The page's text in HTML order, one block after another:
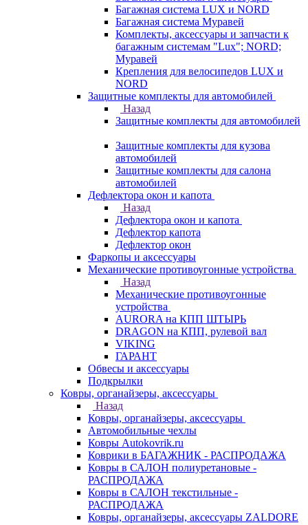
Багажная система LUX и NORD
Багажная система Муравей
Комплекты, аксессуары и запчасти к
багажным системам "Lux"; NORD;
Муравей
Крепления для велосипедов LUX и
NORD
Защитные комплекты для автомобилей
Назад
Защитные комплекты для автомобилей
Защитные комплекты для кузова
автомобилей
Защитные комплекты для салона
автомобилей
Дефлектора окон и капота
Назад
Дефлектора окон и капота
Дефлектор капота
Дефлектор окон
Фаркопы и аксессуары
Механические противоугонные устройства
Назад
Механические противоугонные
устройства
AURORA на КПП ШТЫРЬ
DRAGON на КПП, рулевой вал
VIKING
ГАРАНТ
Обвесы и аксессуары
Подкрылки
Ковры, органайзеры, аксессуары
Назад
Ковры, органайзеры, аксессуары
Автомобильные чехлы
Ковры Autokovrik.ru
Коврики в БАГАЖНИК - РАСПРОДАЖА
Ковры в САЛОН полиуретановые -
РАСПРОДАЖА
Ковры в САЛОН текстильные -
РАСПРОДАЖА
Ковры, органайзеры, аксессуары ZALDORE